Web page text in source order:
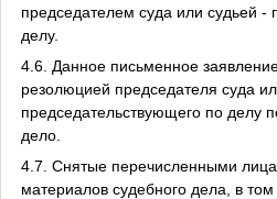
председателем суда или судьей
делу.
4.6. Данное письменное
резолюцией председателя суда
председательствующего по делу
дело.
4.7. Снятые перечисленными
материалов судебного дела, в